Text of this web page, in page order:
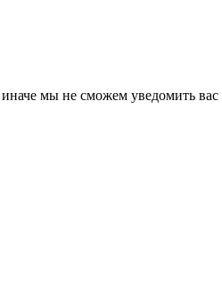
мы не сможем уведомить